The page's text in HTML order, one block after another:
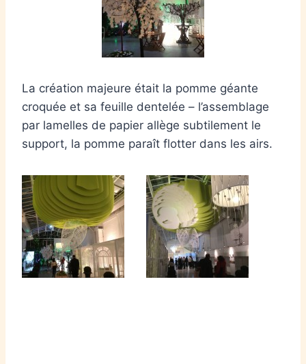
La création majeure était la pomme géante
croquée et sa feuille dentelée – l’assemblage
par lamelles de papier allège subtilement le
support, la pomme paraît flotter dans les airs.